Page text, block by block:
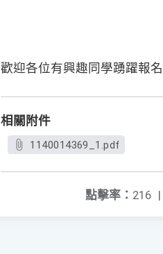
歡迎各位有興趣同學踴躍報
相關附件
1140014369_1.pdf
點擊率： 216 |